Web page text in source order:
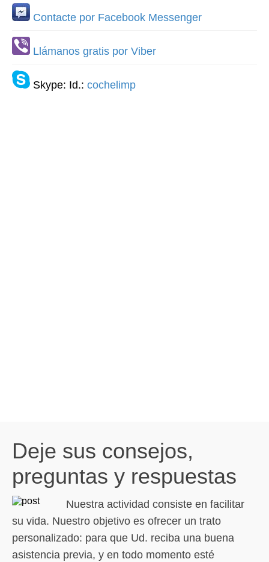
Contacte por Facebook Messenger
Llámanos gratis por Viber
Skype: Id.: cochelimp
Deje sus consejos,
preguntas y respuestas
Nuestra actividad consiste en facilitar
su vida. Nuestro objetivo es ofrecer un trato
personalizado: para que Ud. reciba una buena
asistencia previa, y en todo momento esté